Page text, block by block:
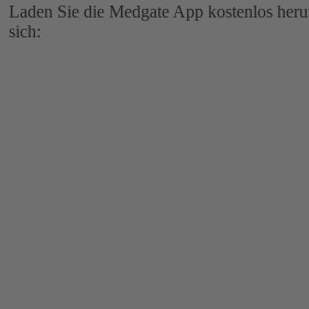
Laden Sie die Medgate App kostenlos
sich: